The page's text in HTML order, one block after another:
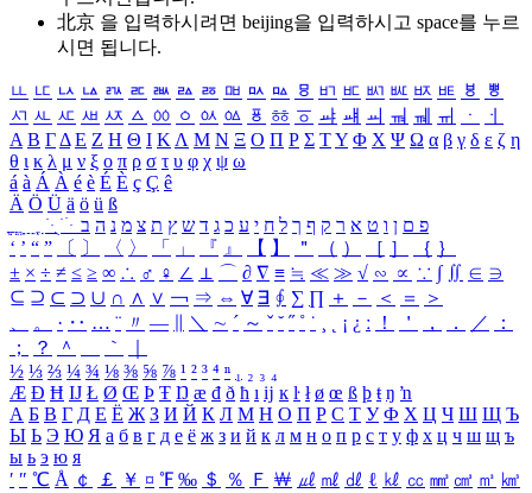
北京 을 입력하시려면 beijing을 입력하시고 space를 누르
시면 됩니다.
ㅥ ㅦ ㅧ ㅨ ㅩ ㅪ ㅫ ㅬ ㅭ ㅮ ㅯ ㅰ ㅱ ㅲ ㅳ ㅴ ㅵ ㅶ ㅷ ㅸ
ㅹ
ㅺ ㅻ ㅼ ㅽ ㅾ ㅿ ㆀ ㆁ ㆂ ㆃ ㆄ ㆅ ㆆ ㆇ ㆈ ㆉ ㆊ ㆋ ㆌ ㆍ
ㆎ
Α Β ΓΔ Ε Ζ Η Θ Ι ΚΛ Μ Ν Ξ Ο Π Ρ Σ ΤΥ Φ Χ Ψ Ω α β γ δ ε ζ η
θ ι κ λ μ ν ξ ο π ρ σ τ υ φ χ ψ ω
á à Á À é è É È ç Ç ê
Ä Ö Ü ä ö ü ß
ִֶֹ ֻּ ׁׂ פ ם ן ו ט א ר ק ף ך ל ח י ע כ ג ד ש ץ ת צ מ נ ה ב
‘ ’ “ ” 〔 〕 〈 〉 「 」 『 』 【 】 ＂ （ ） ［ ］ ｛ ｝
± × ÷ ≠ ≤ ≥ ∞ ∴ ♂ ♀ ∠ ⊥ ⌒ ∂ ∇ ≡ ≒ ≪ ≫ √ ∽ ∝ ∵ ∫ ∬ ∈ ∋
⊆ ⊇ ⊂ ⊃ ∪ ∩ ∧ ∨ ￢ ⇒ ⇔ ∀ ∃ ∮ ∑ ∏ ＋ － ＜ ＝
＞
、
。 · ‥ … ¨ 〃 ― ＼ ∼ ´ ～ ˇ ˘ ˝ ˚ ˙ ¸ ¡ ¿ ː ！ ＇ ， ． ／
：
；
？ ＾ ｀
½ ⅓ ⅔ ¼ ¾ ⅛ ⅜ ⅝ ⅞ ¹ ² ³ ⁴ ⁿ ₁ ₂ ₃ ₄
Æ Ð Ħ Ĳ Ł Ø Œ Þ Ŧ Ŋ æ đ ð ħ ı ĳ ĸ ŀ ł ø œ ß þ ŧ ŋ ŉ
А Б В Г Д Е Ё Ж З И Й К Л М Н О П Р С Т У Ф Х Ц Ч Ш Щ Ъ
Ы Ь Э Ю Я а б в г д е ё ж з и й к л м н о п р с т у ф х ц ч ш щ ъ
ы ь э ю я
′ ″ ℃ Å ￠ ￡ ￥ ¤ ℉ ‰ ＄ ％ Ｆ ￦ ㎕ ㎖ ㎗ ℓ ㎘ ㏄ ㎣ ㎤ ㎥ ㎦